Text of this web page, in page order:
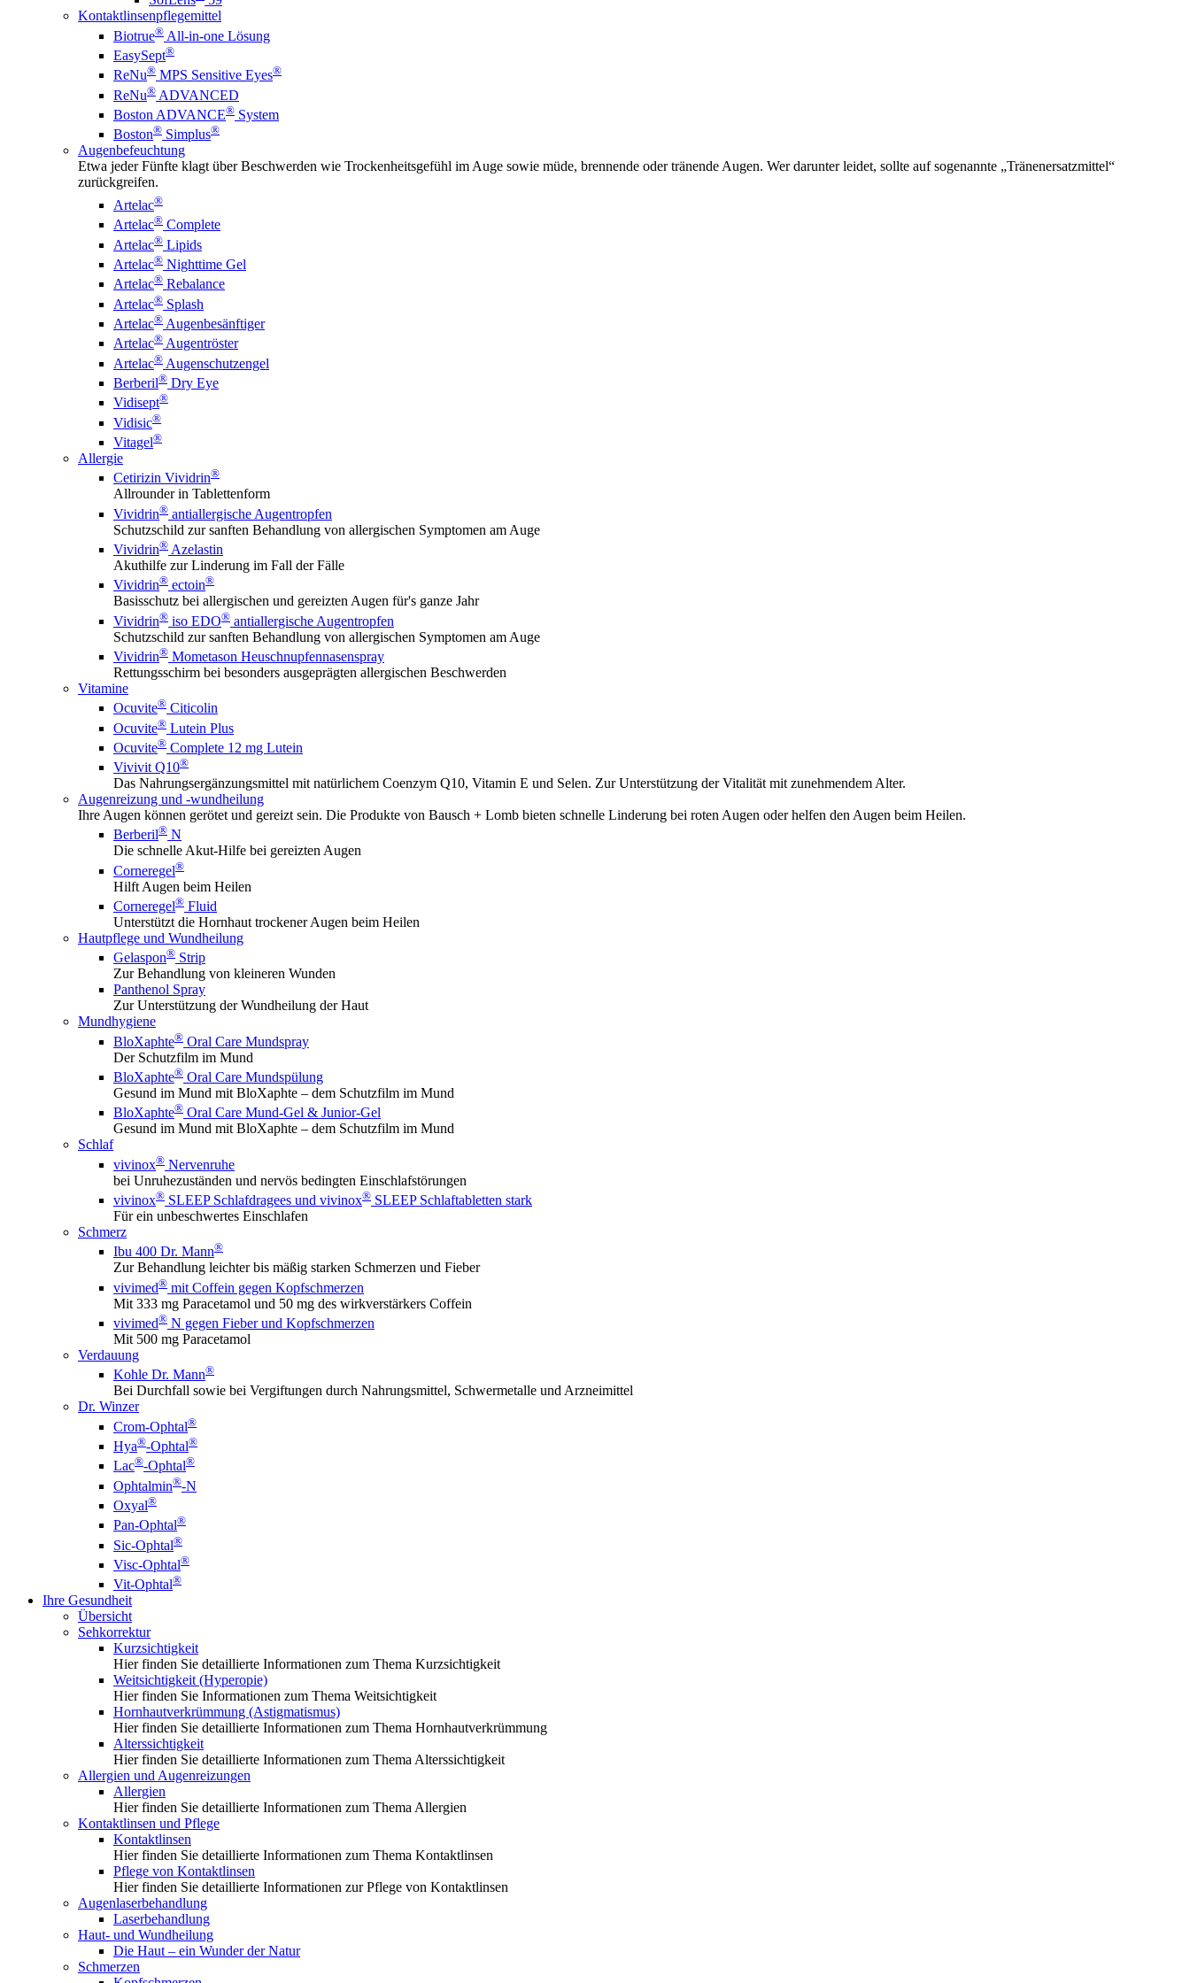
Kontaktlinsenpflegemittel
Biotrue® All-in-one Lösung
EasySept®
ReNu® MPS Sensitive Eyes®
ReNu® ADVANCED
Boston ADVANCE® System
Boston® Simplus®
Augenbefeuchtung
Etwa jeder Fünfte klagt über Beschwerden wie Trockenheitsgefühl im Auge sowie müde, brennende oder tränende Augen. Wer darunter leidet, sollte auf sogenannte „Tränenersatzmittel“
zurückgreifen.
Artelac®
Artelac® Complete
Artelac® Lipids
Artelac® Nighttime Gel
Artelac® Rebalance
Artelac® Splash
Artelac® Augenbesänftiger
Artelac® Augentröster
Artelac® Augenschutzengel
Berberil® Dry Eye
Vidisept®
Vidisic®
Vitagel®
Allergie
Cetirizin Vividrin®
Allrounder in Tablettenform
Vividrin® antiallergische Augentropfen
Schutzschild zur sanften Behandlung von allergischen Symptomen am Auge
Vividrin® Azelastin
Akuthilfe zur Linderung im Fall der Fälle
Vividrin® ectoin®
Basisschutz bei allergischen und gereizten Augen für's ganze Jahr
Vividrin® iso EDO® antiallergische Augentropfen
Schutzschild zur sanften Behandlung von allergischen Symptomen am Auge
Vividrin® Mometason Heuschnupfennasenspray
Rettungsschirm bei besonders ausgeprägten allergischen Beschwerden
Vitamine
Ocuvite® Citicolin
Ocuvite® Lutein Plus
Ocuvite® Complete 12 mg Lutein
Vivivit Q10®
Das Nahrungsergänzungsmittel mit natürlichem Coenzym Q10, Vitamin E und Selen. Zur Unterstützung der Vitalität mit zunehmendem Alter.
Augenreizung und -wundheilung
Ihre Augen können gerötet und gereizt sein. Die Produkte von Bausch + Lomb bieten schnelle Linderung bei roten Augen oder helfen den Augen beim Heilen.
Berberil® N
Die schnelle Akut-Hilfe bei gereizten Augen
Corneregel®
Hilft Augen beim Heilen
Corneregel® Fluid
Unterstützt die Hornhaut trockener Augen beim Heilen
Hautpflege und Wundheilung
Gelaspon® Strip
Zur Behandlung von kleineren Wunden
Panthenol Spray
Zur Unterstützung der Wundheilung der Haut
Mundhygiene
BloXaphte® Oral Care Mundspray
Der Schutzfilm im Mund
BloXaphte® Oral Care Mundspülung
Gesund im Mund mit BloXaphte – dem Schutzfilm im Mund
BloXaphte® Oral Care Mund-Gel & Junior-Gel
Gesund im Mund mit BloXaphte – dem Schutzfilm im Mund
Schlaf
vivinox® Nervenruhe
bei Unruhezuständen und nervös bedingten Einschlafstörungen
vivinox® SLEEP Schlafdragees und vivinox® SLEEP Schlaftabletten stark
Für ein unbeschwertes Einschlafen
Schmerz
Ibu 400 Dr. Mann®
Zur Behandlung leichter bis mäßig starken Schmerzen und Fieber
vivimed® mit Coffein gegen Kopfschmerzen
Mit 333 mg Paracetamol und 50 mg des wirkverstärkers Coffein
vivimed® N gegen Fieber und Kopfschmerzen
Mit 500 mg Paracetamol
Verdauung
Kohle Dr. Mann®
Bei Durchfall sowie bei Vergiftungen durch Nahrungsmittel, Schwermetalle und Arzneimittel
Dr. Winzer
Crom-Ophtal®
Hya®-Ophtal®
Lac®-Ophtal®
Ophtalmin®-N
Oxyal®
Pan-Ophtal®
Sic-Ophtal®
Visc-Ophtal®
Vit-Ophtal®
Ihre Gesundheit
Übersicht
Sehkorrektur
Kurzsichtigkeit
Hier finden Sie detaillierte Informationen zum Thema Kurzsichtigkeit
Weitsichtigkeit (Hyperopie)
Hier finden Sie Informationen zum Thema Weitsichtigkeit
Hornhautverkrümmung (Astigmatismus)
Hier finden Sie detaillierte Informationen zum Thema Hornhautverkrümmung
Alterssichtigkeit
Hier finden Sie detaillierte Informationen zum Thema Alterssichtigkeit
Allergien und Augenreizungen
Allergien
Hier finden Sie detaillierte Informationen zum Thema Allergien
Kontaktlinsen und Pflege
Kontaktlinsen
Hier finden Sie detaillierte Informationen zum Thema Kontaktlinsen
Pflege von Kontaktlinsen
Hier finden Sie detaillierte Informationen zur Pflege von Kontaktlinsen
Augenlaserbehandlung
Laserbehandlung
Haut- und Wundheilung
Die Haut – ein Wunder der Natur
Schmerzen